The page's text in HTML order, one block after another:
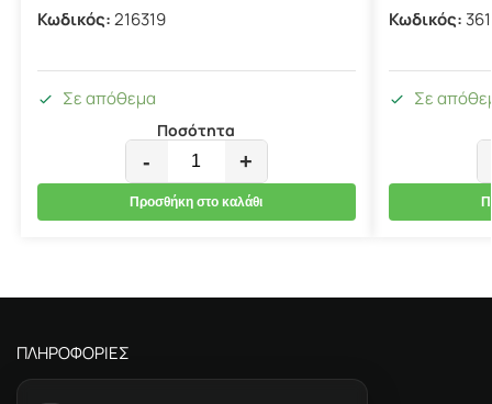
Κωδικός:216319
Σε απόθεμα
Ποσότητα
- +
Προσθήκη στο καλάθι
Κωδικός:
Σε
ΠΛΗΡΟΦΟΡΙΕΣ